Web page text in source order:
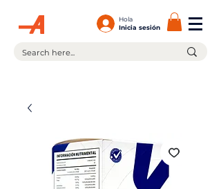
Hola
Inicia sesión